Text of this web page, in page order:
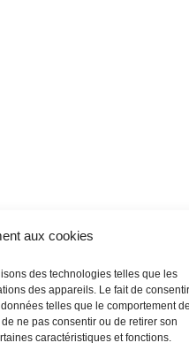
aux cookies
des technologies telles que les
des appareils. Le fait de
telles que le comportement de
ne pas consentir ou de retirer son
caractéristiques et fonctions.